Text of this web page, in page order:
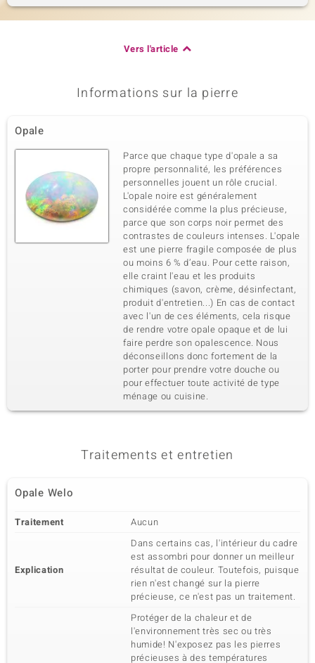
Vers l'article
Informations sur la pierre
Opale
Parce que chaque type d'opale a sa
propre personnalité, les préférences
personnelles jouent un rôle crucial.
L'opale noire est généralement
considérée comme la plus précieuse,
parce que son corps noir permet des
contrastes de couleurs intenses. L'opale
est une pierre fragile composée de plus
ou moins 6 % d’eau. Pour cette raison,
elle craint l'eau et les produits
chimiques (savon, crème, désinfectant,
produit d'entretien...) En cas de contact
avec l'un de ces éléments, cela risque
de rendre votre opale opaque et de lui
faire perdre son opalescence. Nous
déconseillons donc fortement de la
porter pour prendre votre douche ou
pour effectuer toute activité de type
ménage ou cuisine.
Traitements et entretien
Opale Welo
Traitement Aucun
Explication
Dans certains cas, l'intérieur du cadre
est assombri pour donner un meilleur
résultat de couleur. Toutefois, puisque
rien n'est changé sur la pierre
précieuse, ce n'est pas un traitement.
Protéger de la chaleur et de
l'environnement très sec ou très
humide! N'exposez pas les pierres
précieuses à des températures